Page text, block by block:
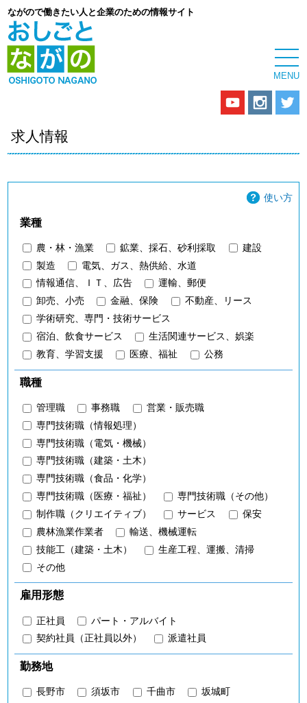
ながので働きたい人と企業のための情報サイト
求人情報
使い方
業種
農・林・漁業 鉱業、採石、砂利採取
建設
製造
電気、ガス、熱供給、水道
情報通信、ＩＴ、広告
運輸、郵便
卸売、小売
金融、保険
不動産、リース
学術研究、専門・技術サービス
宿泊、飲食サービス
生活関連サービス、娯楽
教育、学習支援
医療、福祉 公務
職種
管理職 事務職
営業・販売職
専門技術職（情報処理）
専門技術職（電気・機械）
専門技術職（建築・土木）
専門技術職（食品・化学）
専門技術職（医療・福祉）
専門技術職（その他）
制作職（クリエイティブ）
サービス
保安
農林漁業作業者
輸送、機械運転
技能工（建築・土木）
生産工程、運搬、清掃
その他
雇用形態
正社員
パート・アルバイト
契約社員（正社員以外）
派遣社員
勤務地
長野市 須坂市 千曲市
坂城町